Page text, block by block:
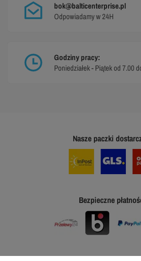
bok@balticenterprise.pl
Odpowiadamy w 24H
Godziny pracy:
Poniedziałek - Piątek od 7.00
Nasze paczki
Bezpieczne